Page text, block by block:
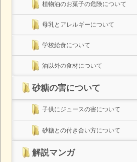
植物油のお菓子の危険について
母乳とアレルギーについて
学校給食について
油以外の食材について
砂糖の害について
子供にジュースの害について
砂糖との付き合い方について
解説マンガ